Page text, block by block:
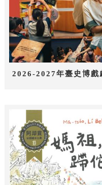
2026-2027年臺史博戲